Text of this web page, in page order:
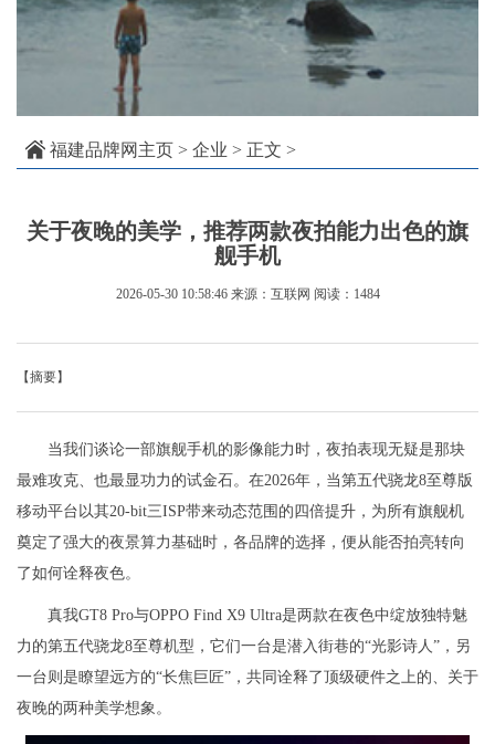
福建品牌网主页 > 企业 > 正文 >
关于夜晚的美学，推荐两款夜拍能力出色的旗
舰手机
2026-05-30 10:58:46 来源：互联网 阅读：1484
【摘要】
当我们谈论一部旗舰手机的影像能力时，夜拍表现无疑是那块
最难攻克、也最显功力的试金石。在2026年，当第五代骁龙8至尊版
移动平台以其20-bit三ISP带来动态范围的四倍提升，为所有旗舰机
奠定了强大的夜景算力基础时，各品牌的选择，便从能否拍亮转向
了如何诠释夜色。
真我GT8 Pro与OPPO Find X9 Ultra是两款在夜色中绽放独特魅
力的第五代骁龙8至尊机型，它们一台是潜入街巷的“光影诗人”，另
一台则是瞭望远方的“长焦巨匠”，共同诠释了顶级硬件之上的、关于
夜晚的两种美学想象。